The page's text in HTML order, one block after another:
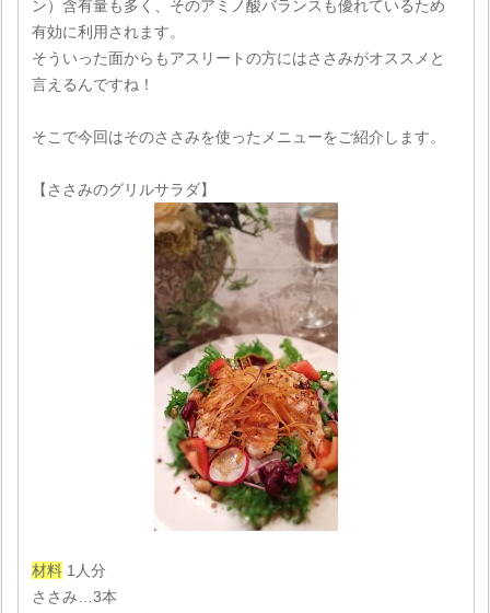
ン）含有量も多く、そのアミノ酸バランスも優れているため
有効に利用されます。
そういった面からもアスリートの方にはささみがオススメと
言えるんですね！
そこで今回はそのささみを使ったメニューをご紹介します。
【ささみのグリルサラダ】
材料 1人分
ささみ…3本